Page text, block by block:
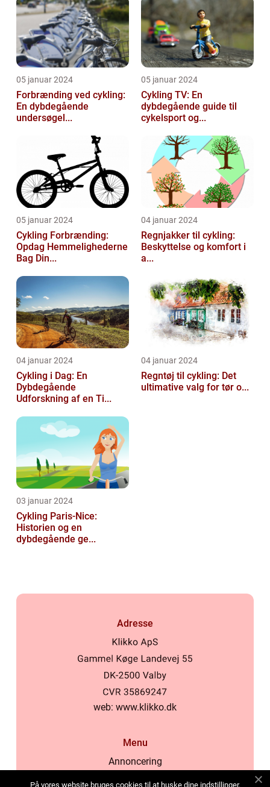
05 januar 2024
Forbrænding ved cykling:
En dybdegående
undersøgel...
05 januar 2024
Cykling TV: En
dybdegående guide til
cykelsport og...
05 januar 2024
Cykling Forbrænding:
Opdag Hemmelighederne
Bag Din...
04 januar 2024
Regnjakker til cykling:
Beskyttelse og komfort i
a...
04 januar 2024
Cykling i Dag: En
Dybdegående
Udforskning af en Ti...
04 januar 2024
Regntøj til cykling: Det
ultimative valg for tør o...
03 januar 2024
Cykling Paris-Nice:
Historien og en
dybdegående ge...
Adresse
web: www.klikko.dk
Menu
Annoncering
På vores website bruges cookies til at huske dine indstillinger,